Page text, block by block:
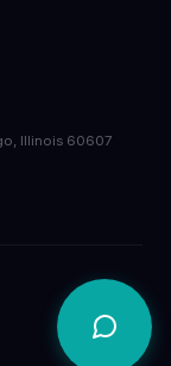
Illinois 60607